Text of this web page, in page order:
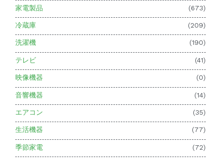
家電製品 (673)
冷蔵庫 (209)
洗濯機 (190)
テレビ (41)
映像機器 (0)
音響機器 (14)
エアコン (35)
生活機器 (77)
季節家電 (72)